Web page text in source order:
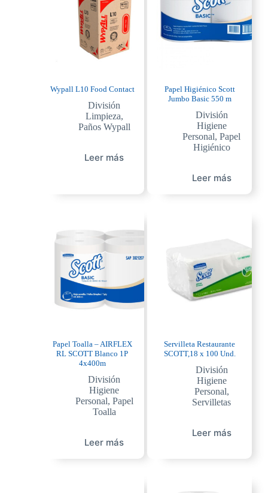
Wypall L10 Food Contact
División
Limpieza,
Paños Wypall
Leer más
Papel Higiénico Scott
Jumbo Basic 550 m
División
Higiene
Personal,Papel
Higiénico
Leer más
Papel Toalla – AIRFLEX
RL SCOTT Blanco 1P
4x400m
División
Higiene
Personal, Papel
Toalla
Leer más
Servilleta Restaurante
SCOTT,18 x 100 Und.
División
Higiene
Personal,
Servilletas
Leer más